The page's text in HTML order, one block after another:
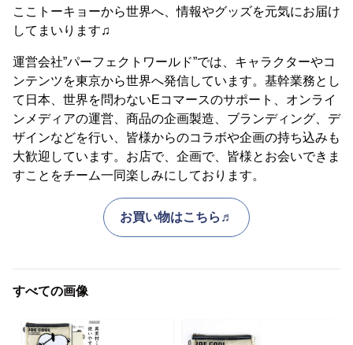
ここトーキョーから世界へ、情報やグッズを元気にお届け
してまいります♫
運営会社”パーフェクトワールド”では、キャラクターやコ
ンテンツを東京から世界へ発信しています。基幹業務とし
て日本、世界を問わないEコマースのサポート、オンライ
ンメディアの運営、商品の企画製造、ブランディング、デ
ザインなどを行い、皆様からのコラボや企画の持ち込みも
大歓迎しています。お店で、企画で、皆様とお会いできま
すことをチーム一同楽しみにしております。
お買い物はこちら♬
すべての画像